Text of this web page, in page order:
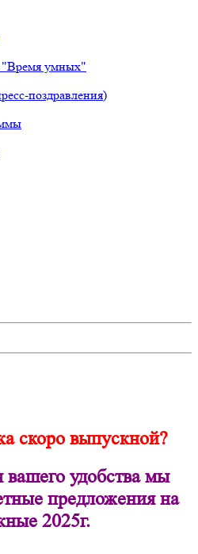
"Время умных"
поздравления)
скоро выпускной?
удобства мы
предложения на
2025г.